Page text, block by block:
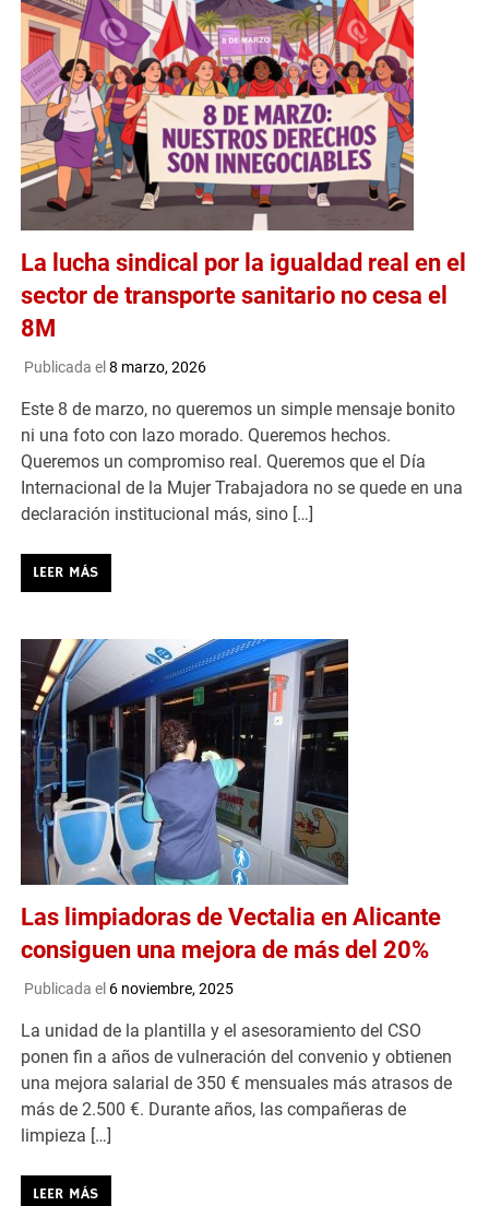
La lucha sindical por la igualdad real en el
sector de transporte sanitario no cesa el
8M
Publicada el 8 marzo, 2026
Este 8 de marzo, no queremos un simple mensaje bonito
ni una foto con lazo morado. Queremos hechos.
Queremos un compromiso real. Queremos que el Día
Internacional de la Mujer Trabajadora no se quede en una
declaración institucional más, sino […]
LEER MÁS
Las limpiadoras de Vectalia en Alicante
consiguen una mejora de más del 20%
Publicada el 6 noviembre, 2025
La unidad de la plantilla y el asesoramiento del CSO
ponen fin a años de vulneración del convenio y obtienen
una mejora salarial de 350 € mensuales más atrasos de
más de 2.500 €. Durante años, las compañeras de
limpieza […]
LEER MÁS